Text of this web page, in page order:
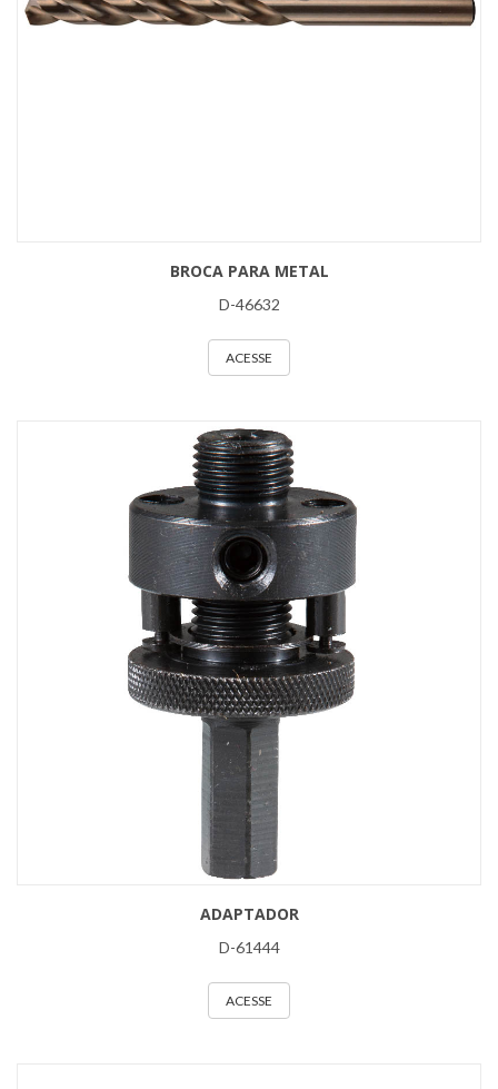
BROCA PARA METAL
D-46632
ACESSE
ADAPTADOR
D-61444
ACESSE